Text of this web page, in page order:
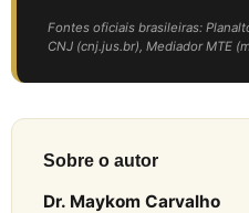
Fontes oficiais brasileiras:
CNJ (cnj.jus.br), Mediador MTE
Sobre o autor
Dr. Maykom Carvalho